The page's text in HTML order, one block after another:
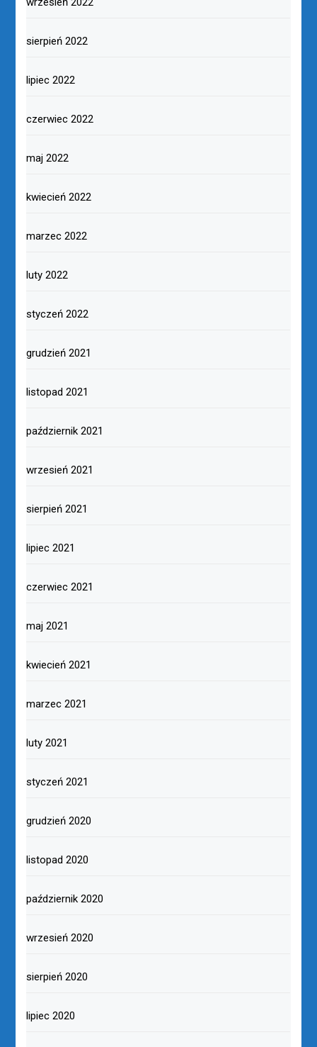
sierpień 2022
lipiec 2022
czerwiec 2022
maj 2022
kwiecień 2022
marzec 2022
luty 2022
styczeń 2022
grudzień 2021
listopad 2021
październik 2021
wrzesień 2021
sierpień 2021
lipiec 2021
czerwiec 2021
maj 2021
kwiecień 2021
marzec 2021
luty 2021
styczeń 2021
grudzień 2020
listopad 2020
październik 2020
wrzesień 2020
sierpień 2020
lipiec 2020